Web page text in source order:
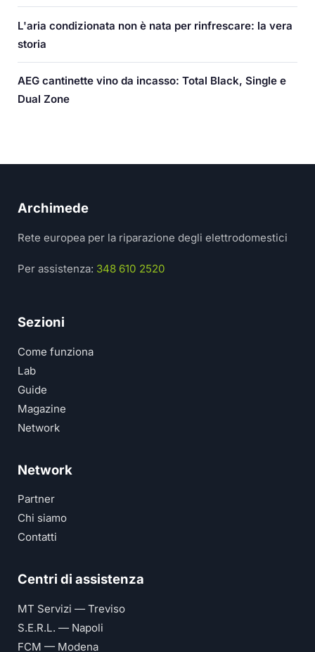
L'aria condizionata non è nata per rinfrescare: la vera
storia
AEG cantinette vino da incasso: Total Black, Single e
Dual Zone
Archimede
Rete europea per la riparazione degli elettrodomestici
Per assistenza: 348 610 2520
Sezioni
Come funziona
Lab
Guide
Magazine
Network
Network
Partner
Chi siamo
Contatti
Centri di assistenza
MT Servizi — Treviso
S.E.R.L. — Napoli
FCM — Modena